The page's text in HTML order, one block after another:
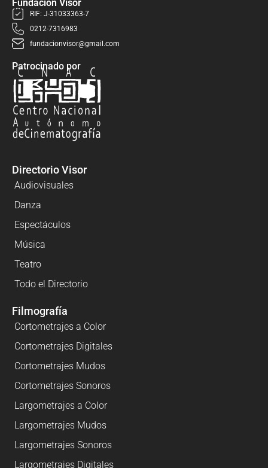
Fundación Visor
RIF: J-31033363-7
0212-7316983
fundacionvisor@gmail.com
Patrocinado por
Directorio Visor
Audiovisuales
Danza
Espectáculos
Música
Teatro
Todo el Directorio
Filmografía
Cortometrajes a Color
Cortometrajes Digitales
Cortometrajes Mudos
Cortometrajes Sonoros
Largometrajes a Color
Largometrajes Mudos
Largometrajes Sonoros
Largometrajes Digitales